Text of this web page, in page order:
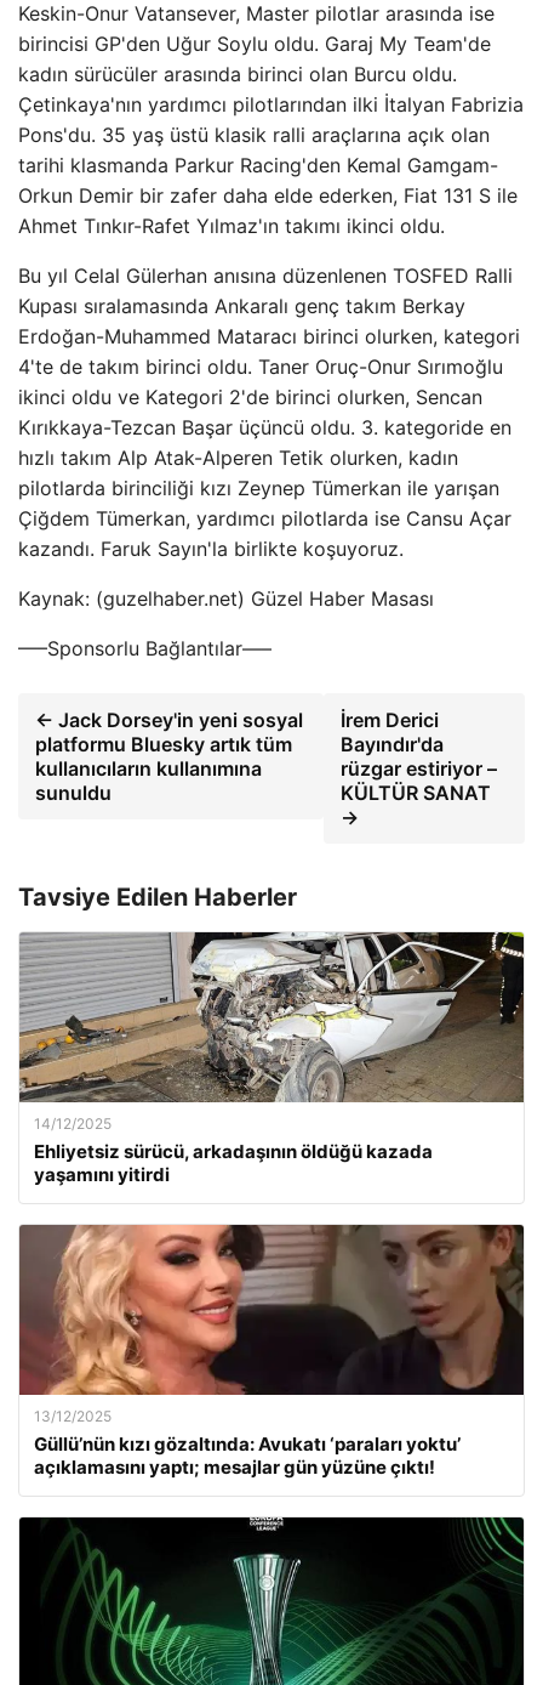
Keskin-Onur Vatansever, Master pilotlar arasında ise
birincisi GP'den Uğur Soylu oldu. Garaj My Team'de
kadın sürücüler arasında birinci olan Burcu oldu.
Çetinkaya'nın yardımcı pilotlarından ilki İtalyan Fabrizia
Pons'du. 35 yaş üstü klasik ralli araçlarına açık olan
tarihi klasmanda Parkur Racing'den Kemal Gamgam-
Orkun Demir bir zafer daha elde ederken, Fiat 131 S ile
Ahmet Tınkır-Rafet Yılmaz'ın takımı ikinci oldu.
Bu yıl Celal Gülerhan anısına düzenlenen TOSFED Ralli
Kupası sıralamasında Ankaralı genç takım Berkay
Erdoğan-Muhammed Mataracı birinci olurken, kategori
4'te de takım birinci oldu. Taner Oruç-Onur Sırımoğlu
ikinci oldu ve Kategori 2'de birinci olurken, Sencan
Kırıkkaya-Tezcan Başar üçüncü oldu. 3. kategoride en
hızlı takım Alp Atak-Alperen Tetik olurken, kadın
pilotlarda birinciliği kızı Zeynep Tümerkan ile yarışan
Çiğdem Tümerkan, yardımcı pilotlarda ise Cansu Açar
kazandı. Faruk Sayın'la birlikte koşuyoruz.
Kaynak: (guzelhaber.net) Güzel Haber Masası
—–Sponsorlu Bağlantılar—–
← Jack Dorsey'in yeni sosyal
platformu Bluesky artık tüm
kullanıcıların kullanımına
sunuldu
İrem Derici
Bayındır'da
rüzgar estiriyor –
KÜLTÜR SANAT
→
Tavsiye Edilen Haberler
14/12/2025
Ehliyetsiz sürücü, arkadaşının öldüğü kazada
yaşamını yitirdi
13/12/2025
Güllü’nün kızı gözaltında: Avukatı ‘paraları yoktu’
açıklamasını yaptı; mesajlar gün yüzüne çıktı!